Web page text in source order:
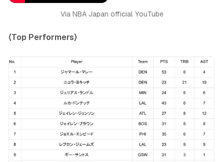
Via NBA Japan official YouTube
〈Top Performers〉